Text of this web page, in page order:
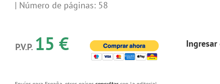
| Número de páginas: 58
P.V.P. 15 €